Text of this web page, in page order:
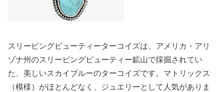
スリーピングビューティーターコイズは、アメリカ・アリ
ゾナ州のスリーピングビューティー鉱山で採掘されてい
た、美しいスカイブルーのターコイズです。マトリックス
（模様）がほとんどなく、ジュエリーとして人気がありま